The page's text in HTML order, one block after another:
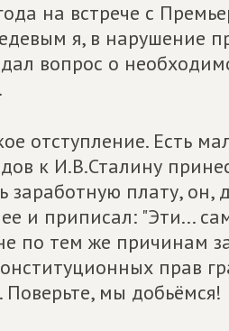
на встрече с
я, в нарушение
вопрос о
отступление. Есть
к И.В.Сталину
заработную плату, он,
и приписал: "Эти...
по тем же причинам
прав
мы добьёмся!